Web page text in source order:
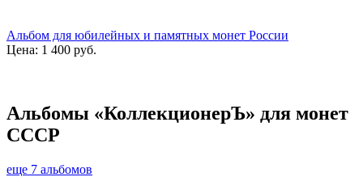
Альбом для юбилейных и памятных монет России
Цена: 1 400 руб.
Альбомы «КоллекционерЪ» для монет
СССР
еще 7 альбомов